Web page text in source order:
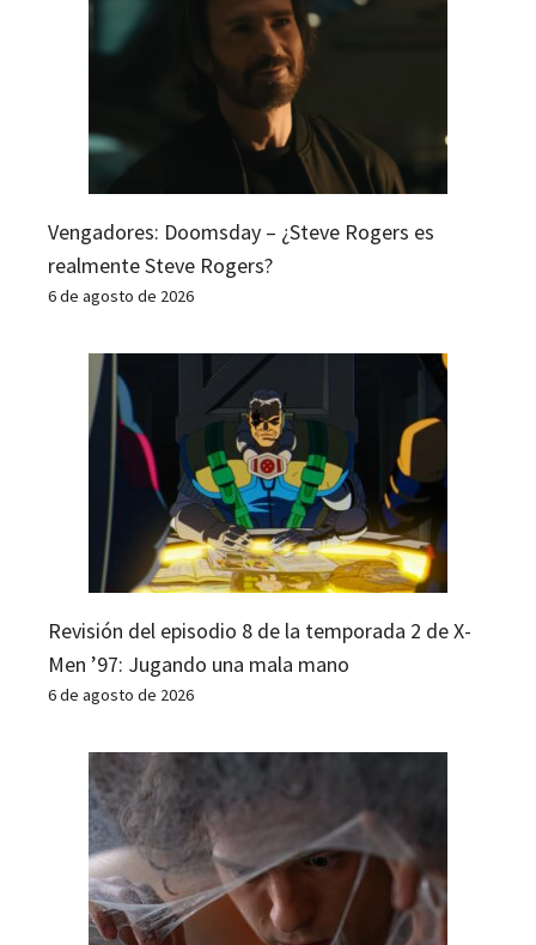
Vengadores: Doomsday – ¿Steve Rogers es
realmente Steve Rogers?
6 de agosto de 2026
Revisión del episodio 8 de la temporada 2 de X-
Men ’97: Jugando una mala mano
6 de agosto de 2026